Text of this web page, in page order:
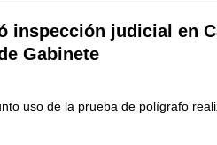
inspección judicial en
Gabinete
uso de la prueba de polígrafo